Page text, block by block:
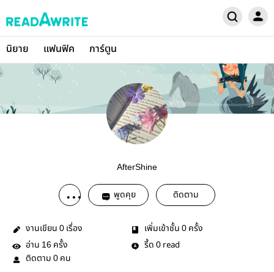
นิยาย แฟนฟิค การ์ตูน
AfterShine
พูดคุย ติดตาม
งานเขียน 0 เรื่อง เพิ่มเข้าชั้น 0 ครั้ง
อ่าน 16 ครั้ง รี้ด 0 read
ติดตาม 0 คน